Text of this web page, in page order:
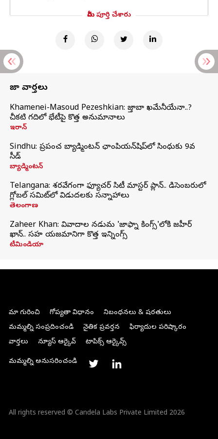
మీరు పూర్తి చేశారు
తాజా వార్తలు
Khamenei-Masoud Pezeshkian: మొజ్తాబా ఖమేనీయేనా..?
చీకటి గదిలో భేటీపై కొత్త అనుమానాలు
ఇరాన్
Sindhu: ప్రపంచ బ్యాడ్మింటన్‌ ఛాంపియన్‌షిప్‌లో సింధుకు 9వ
సీడ్
బ్యాడ్మింటన్
Telangana: శరవేగంగా ఫ్యూచర్ సిటీ మాస్టర్ ప్లాన్.. డిసెంబరులో
గ్లోబల్‌ సమిట్‌లో విడుదలకు సన్నాహాలు
తెలంగాణ
Zaheer Khan: వివాదాల నడుమ 'జాఫ్నా కింగ్స్'లోకి జహీర్
ఖాన్.. సహ యజమానిగా కొత్త ఇన్నింగ్స్
టీమిండియా
మా గురించి గోప్యతా విధానం
నిబంధనలు & షరతులు
మమ్మల్ని సంప్రదించండి
నైతిక ప్రవర్తన
ఫిర్యాదుల పరిష్కారం
వార్తలు
న్యూస్ ఆర్కైవ్ టాపిక్స్ ఆర్కైవ్స్
మమ్మల్ని అనుసరించండి
All rights reserved © Candela Labs Private Limited 2026